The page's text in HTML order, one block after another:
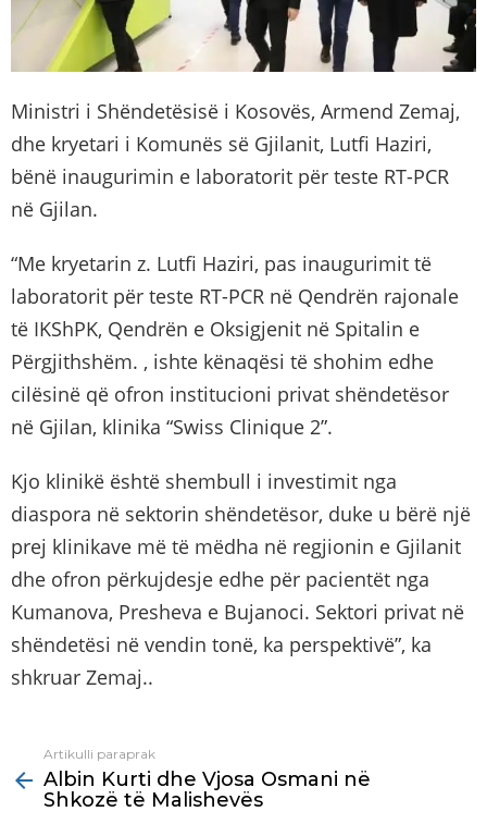
Ministri i Shëndetësisë i Kosovës, Armend Zemaj,
dhe kryetari i Komunës së Gjilanit, Lutfi Haziri,
bënë inaugurimin e laboratorit për teste RT-PCR
në Gjilan.
“Me kryetarin z. Lutfi Haziri, pas inaugurimit të
laboratorit për teste RT-PCR në Qendrën rajonale
të IKShPK, Qendrën e Oksigjenit në Spitalin e
Përgjithshëm. , ishte kënaqësi të shohim edhe
cilësinë që ofron institucioni privat shëndetësor
në Gjilan, klinika “Swiss Clinique 2”.
Kjo klinikë është shembull i investimit nga
diaspora në sektorin shëndetësor, duke u bërë një
prej klinikave më të mëdha në regjionin e Gjilanit
dhe ofron përkujdesje edhe për pacientët nga
Kumanova, Presheva e Bujanoci. Sektori privat në
shëndetësi në vendin tonë, ka perspektivë”, ka
shkruar Zemaj..
more
Artikulli paraprak
Albin Kurti dhe Vjosa Osmani në
Shkozë të Malishevës